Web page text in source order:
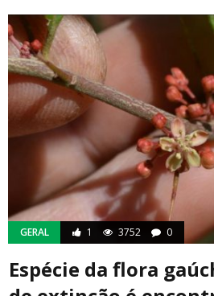
GERAL 1 3752 0
Espécie da flora